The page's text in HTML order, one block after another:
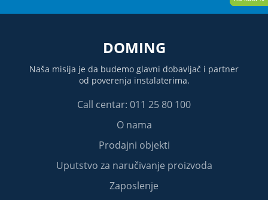
DOMING
Naša misija je da budemo glavni dobavljač i partner
od poverenja instalaterima.
Call centar: 011 25 80 100
O nama
Prodajni objekti
Uputstvo za naručivanje proizvoda
Zaposlenje